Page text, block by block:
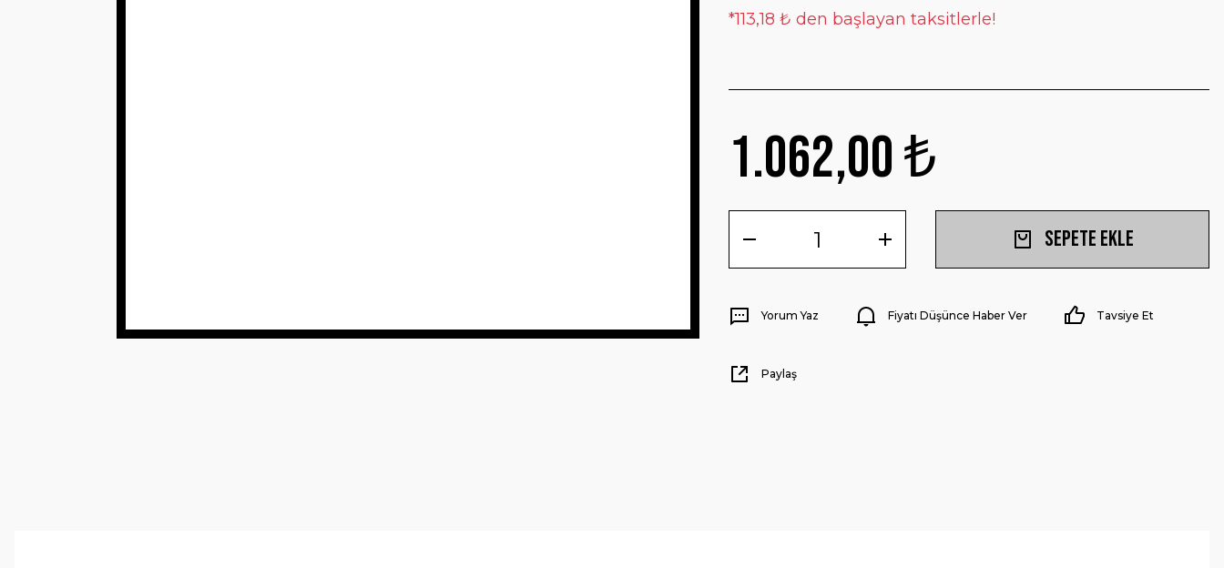
*113,18 ₺ den başlayan taksitlerle!
1.062,00 ₺
Sepete Ekle
Yorum Yaz Fiyatı Düşünce Haber Ver Tavsiye Et
Paylaş